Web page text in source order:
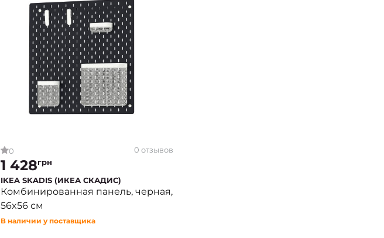
0 0 отзывов
1 428грн
IKEA SKADIS (ИКЕА СКАДИС)
Комбинированная панель, черная,
56x56 см
В наличии у поставщика